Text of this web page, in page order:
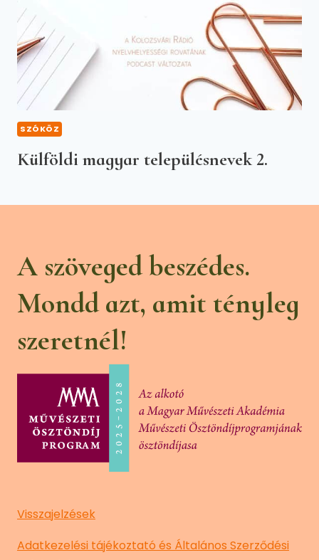
SZÓKÖZ
Külföldi magyar településnevek 2.
A szöveged beszédes.
Mondd azt, amit tényleg
szeretnél!
Visszajelzések
Adatkezelési tájékoztató és Általános Szerződési